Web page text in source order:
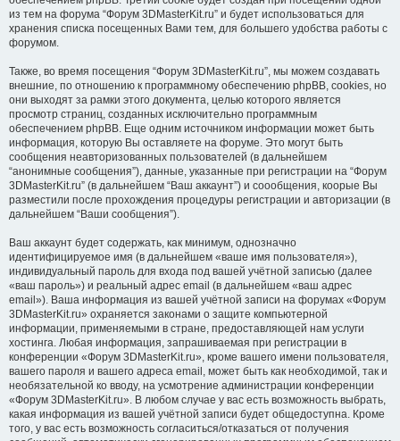
из тем на форума “Форум 3DMasterKit.ru” и будет использоваться для
хранения списка посещенных Вами тем, для большего удобства работы с
форумом.
Также, во время посещения “Форум 3DMasterKit.ru”, мы можем создавать
внешние, по отношению к программному обеспечению phpBB, cookies, но
они выходят за рамки этого документа, целью которого является
просмотр страниц, созданных исключительно программным
обеспечением phpBB. Еще одним источником информации может быть
информация, которую Вы оставляете на форуме. Это могут быть
сообщения неавторизованных пользователей (в дальнейшем
“анонимные сообщения”), данные, указанные при регистрации на “Форум
3DMasterKit.ru” (в дальнейшем “Ваш аккаунт”) и соообщения, коорые Вы
разместили после прохождения процедуры регистрации и авторизации (в
дальнейшем “Ваши сообщения”).
Ваш аккаунт будет содержать, как минимум, однозначно
идентифицируемое имя (в дальнейшем «ваше имя пользователя»),
индивидуальный пароль для входа под вашей учётной записью (далее
«ваш пароль») и реальный адрес email (в дальнейшем «ваш адрес
email»). Ваша информация из вашей учётной записи на форумах «Форум
3DMasterKit.ru» охраняется законами о защите компьютерной
информации, применяемыми в стране, предоставляющей нам услуги
хостинга. Любая информация, запрашиваемая при регистрации в
конференции «Форум 3DMasterKit.ru», кроме вашего имени пользователя,
вашего пароля и вашего адреса email, может быть как необходимой, так и
необязательной ко вводу, на усмотрение администрации конференции
«Форум 3DMasterKit.ru». В любом случае у вас есть возможность выбрать,
какая информация из вашей учётной записи будет общедоступна. Кроме
того, у вас есть возможность согласиться/отказаться от получения